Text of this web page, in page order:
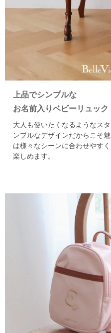
上品でシンプルな
お名前入りベビーリュック
大人も使いたくなるようなス
ンプルなデザインだからこそ魅
は様々なシーンに合わせやす
楽しめます。